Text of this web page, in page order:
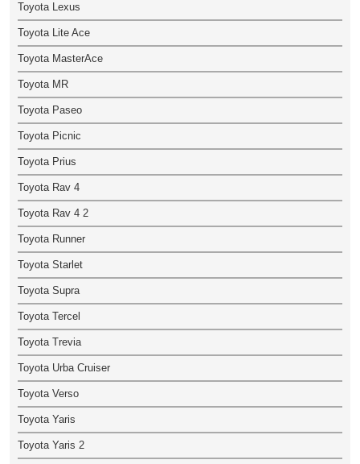
Toyota Lexus
Toyota Lite Ace
Toyota MasterAce
Toyota MR
Toyota Paseo
Toyota Picnic
Toyota Prius
Toyota Rav 4
Toyota Rav 4 2
Toyota Runner
Toyota Starlet
Toyota Supra
Toyota Tercel
Toyota Trevia
Toyota Urba Cruiser
Toyota Verso
Toyota Yaris
Toyota Yaris 2